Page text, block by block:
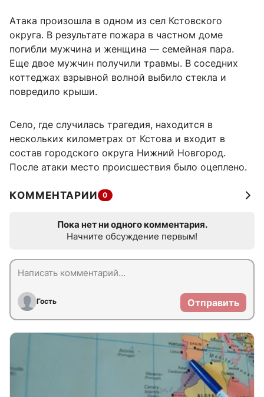
Атака произошла в одном из сел Кстовского
округа. В результате пожара в частном доме
погибли мужчина и женщина — семейная пара.
Еще двое мужчин получили травмы. В соседних
коттеджах взрывной волной выбило стекла и
повредило крыши.
Село, где случилась трагедия, находится в
нескольких километрах от Кстова и входит в
состав городского округа Нижний Новгород.
После атаки место происшествия было оцеплено.
КОММЕНТАРИИ 0
Пока нет ни одного комментария.
Начните обсуждение первым!
Гость Отправить